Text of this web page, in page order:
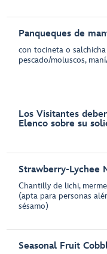
Panqueques de
con tocineta o
pescado/moluscos,
Los Visitantes
Elenco sobre su
Strawberry-Lychee
Chantilly de lichi,
(apta para personas
sésamo)
Seasonal Fruit